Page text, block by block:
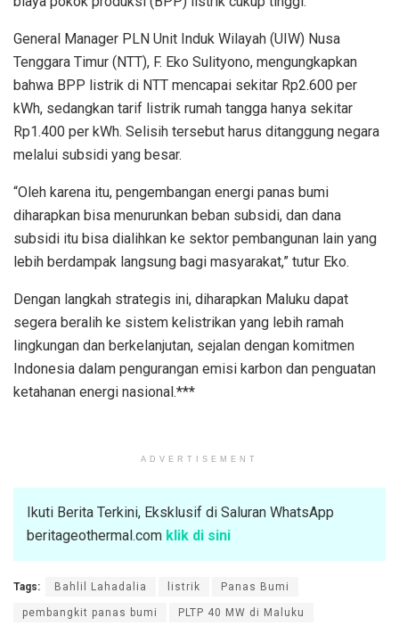
General Manager PLN Unit Induk Wilayah (UIW) Nusa
Tenggara Timur (NTT), F. Eko Sulityono, mengungkapkan
bahwa BPP listrik di NTT mencapai sekitar Rp2.600 per
kWh, sedangkan tarif listrik rumah tangga hanya sekitar
Rp1.400 per kWh. Selisih tersebut harus ditanggung negara
melalui subsidi yang besar.
“Oleh karena itu, pengembangan energi panas bumi
diharapkan bisa menurunkan beban subsidi, dan dana
subsidi itu bisa dialihkan ke sektor pembangunan lain yang
lebih berdampak langsung bagi masyarakat,” tutur Eko.
Dengan langkah strategis ini, diharapkan Maluku dapat
segera beralih ke sistem kelistrikan yang lebih ramah
lingkungan dan berkelanjutan, sejalan dengan komitmen
Indonesia dalam pengurangan emisi karbon dan penguatan
ketahanan energi nasional.***
ADVERTISEMENT
Ikuti Berita Terkini, Eksklusif di Saluran WhatsApp
beritageothermal.com klik di sini
Tags: Bahlil Lahadalia listrik Panas Bumi
pembangkit panas bumi PLTP 40 MW di Maluku